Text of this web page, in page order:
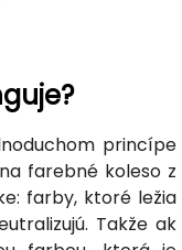
princípe
farebné koleso z
farby, ktoré ležia
Takže ak